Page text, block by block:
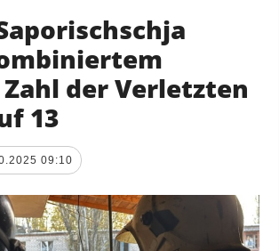
der Verletzten
13
09:10